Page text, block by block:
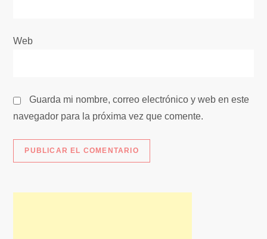
d
Web
Guarda mi nombre, correo electrónico y web en este
navegador para la próxima vez que comente.